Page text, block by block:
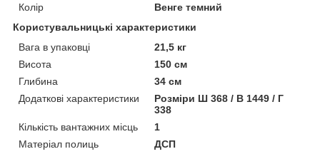
Колір
Венге темний
Користувальницькі характеристики
Вага в упаковці
21,5 кг
Висота
150 см
Глибина
34 см
Додаткові характеристики
Розміри Ш 368 / В 1449 / Г
338
Кількість вантажних місць
1
Матеріал полиць
ДСП